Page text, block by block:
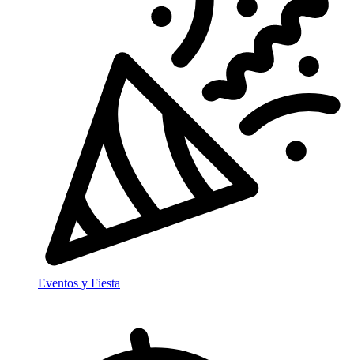
Eventos y Fiesta